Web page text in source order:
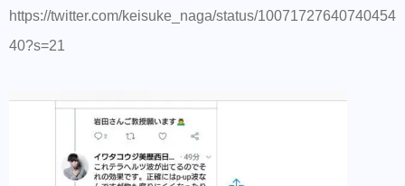
https://twitter.com/keisuke_naga/status/10071727640740454
40?s=21